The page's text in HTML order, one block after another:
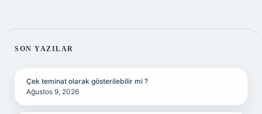
SIDEBAR
SON YAZILAR
Çek teminat olarak gösterilebilir mi ?
Ağustos 9, 2026